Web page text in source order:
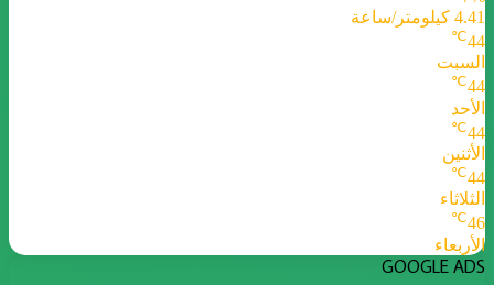
4.41 كيلومتر/ساعة
44
℃
السبت
44
℃
الأحد
44
℃
الأثنين
44
℃
الثلاثاء
46
℃
الأربعاء
GOOGLE ADS